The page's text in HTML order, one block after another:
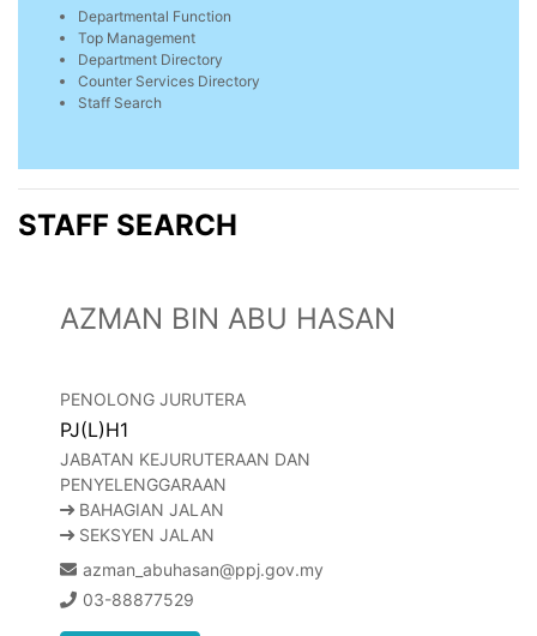
Departmental Function
Top Management
Department Directory
Counter Services Directory
Staff Search
STAFF SEARCH
AZMAN BIN ABU HASAN
PENOLONG JURUTERA
PJ(L)H1
JABATAN KEJURUTERAAN DAN
PENYELENGGARAAN
BAHAGIAN JALAN
SEKSYEN JALAN
azman_abuhasan@ppj.gov.my
03-88877529